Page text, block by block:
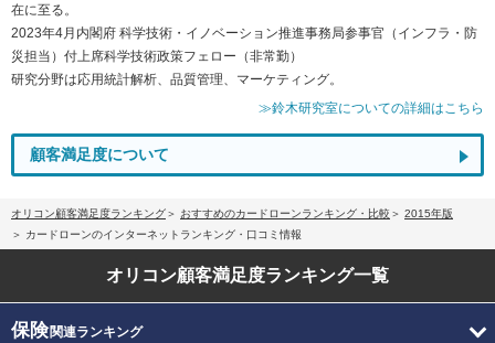
在に至る。
2023年4月内閣府 科学技術・イノベーション推進事務局参事官（インフラ・防
災担当）付上席科学技術政策フェロー（非常勤）
研究分野は応用統計解析、品質管理、マーケティング。
≫鈴木研究室についての詳細はこちら
顧客満足度について
オリコン顧客満足度ランキング おすすめのカードローンランキング・比較
2015年版
カードローンのインターネットランキング・口コミ情報
オリコン顧客満足度ランキング一覧
保険関連ランキング